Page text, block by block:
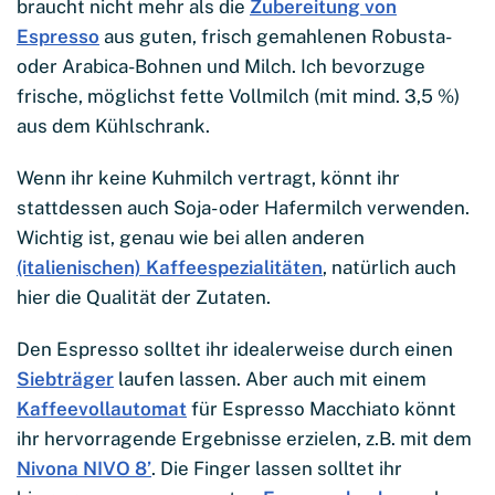
braucht nicht mehr als die Zubereitung von
Espresso aus guten, frisch gemahlenen Robusta-
oder Arabica-Bohnen und Milch. Ich bevorzuge
frische, möglichst fette Vollmilch (mit mind. 3,5 %)
aus dem Kühlschrank.
Wenn ihr keine Kuhmilch vertragt, könnt ihr
stattdessen auch Soja- oder Hafermilch verwenden.
Wichtig ist, genau wie bei allen anderen
(italienischen) Kaffeespezialitäten, natürlich auch
hier die Qualität der Zutaten.
Den Espresso solltet ihr idealerweise durch einen
Siebträger laufen lassen. Aber auch mit einem
Kaffeevollautomat für Espresso Macchiato könnt
ihr hervorragende Ergebnisse erzielen, z.B. mit dem
Nivona NIVO 8’. Die Finger lassen solltet ihr